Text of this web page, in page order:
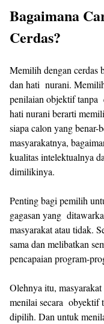
Bagaimana
Cerdas?
Memilih dengan cerdas
dan hati nurani.
penilaian objektif tanpa
hati nurani berarti
siapa calon yang
masyarakatnya,
kualitas intelektualnya
dimilikinya.
Penting bagi pemilih
gagasan yang
masyarakat atau tidak.
sama dan melibatkan
pencapaian program-
Olehnya itu,
menilai secara obyektif
dipilih. Dan untuk